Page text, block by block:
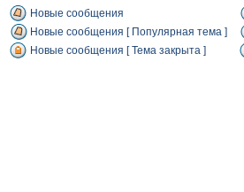
Новые сообщения
Новые сообщения [ Популярная тема ]
Новые сообщения [ Тема закрыта ]